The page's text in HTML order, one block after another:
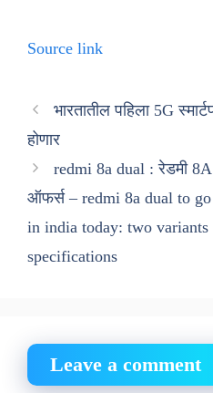
Source link
भारतातील पहिला 5G
होणार
redmi 8a dual : रेडमी
ऑफर्स – redmi 8a dual to
in india today: two
specifications
Leave a comment